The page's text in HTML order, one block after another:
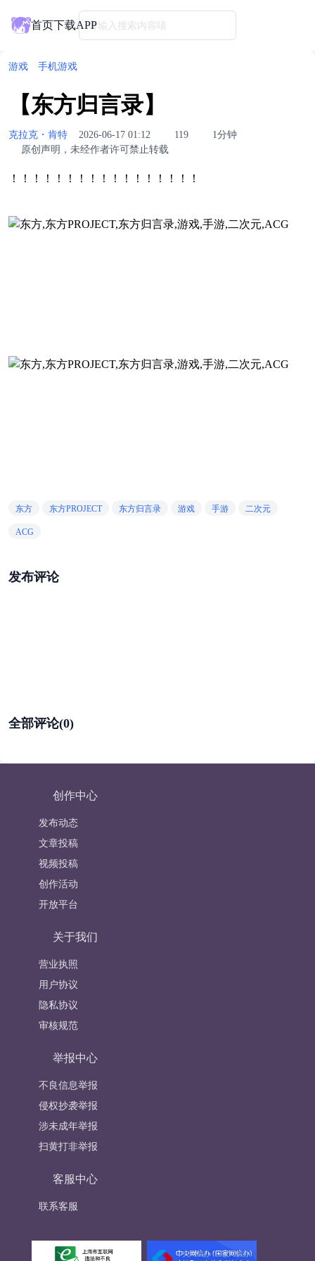
首页下载APP请输入搜索内容喵
游戏 手机游戏
【东方归言录】
克拉克・肯特 2026-06-17 01:12 119
1分钟
原创声明，未经作者许可禁止转载
！！！！！！！！！！！！！！！！！
东方 东方PROJECT 东方归言录 游戏 手游 二次元
ACG
发布评论
全部评论(0)
创作中心
发布动态
文章投稿
视频投稿
创作活动
开放平台
关于我们
营业执照
用户协议
隐私协议
审核规范
举报中心
不良信息举报
侵权抄袭举报
涉未成年举报
扫黄打非举报
客服中心
联系客服